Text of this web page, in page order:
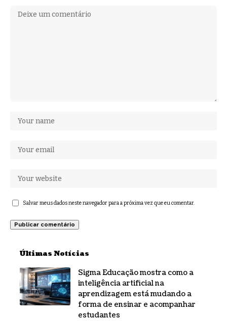
Salvar meus dados neste navegador para a próxima vez que eu comentar.
Últimas Notícias
Sigma Educação mostra como a
inteligência artificial na
aprendizagem está mudando a
forma de ensinar e acompanhar
estudantes